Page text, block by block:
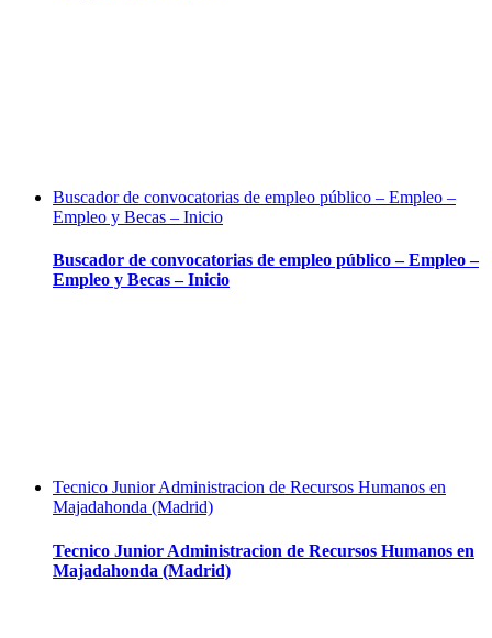
Buscador de convocatorias de empleo público – Empleo –
Empleo y Becas – Inicio
Buscador de convocatorias de empleo público – Empleo –
Empleo y Becas – Inicio
Tecnico Junior Administracion de Recursos Humanos en
Majadahonda (Madrid)
Tecnico Junior Administracion de Recursos Humanos en
Majadahonda (Madrid)